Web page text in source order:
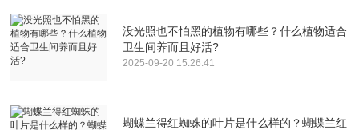
没光照也不怕黑的植物有哪些？什么植物适合
卫生间养而且好活?
2025-09-20 15:26:41
蝴蝶兰得红蜘蛛的叶片是什么样的？蝴蝶兰红